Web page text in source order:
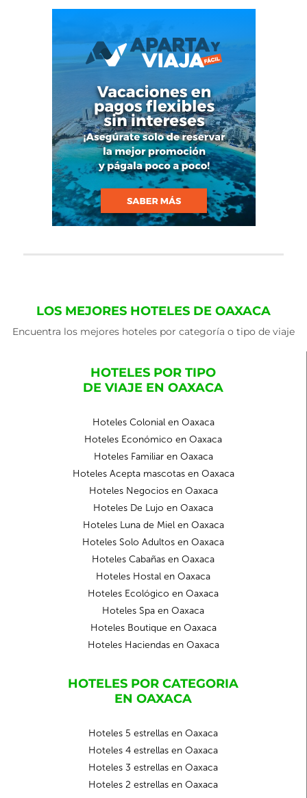
LOS MEJORES HOTELES DE OAXACA
Encuentra los mejores hoteles por categoría o tipo de viaje
HOTELES POR TIPO
DE VIAJE EN OAXACA
Hoteles Colonial en Oaxaca
Hoteles Económico en Oaxaca
Hoteles Familiar en Oaxaca
Hoteles Acepta mascotas en Oaxaca
Hoteles Negocios en Oaxaca
Hoteles De Lujo en Oaxaca
Hoteles Luna de Miel en Oaxaca
Hoteles Solo Adultos en Oaxaca
Hoteles Cabañas en Oaxaca
Hoteles Hostal en Oaxaca
Hoteles Ecológico en Oaxaca
Hoteles Spa en Oaxaca
Hoteles Boutique en Oaxaca
Hoteles Haciendas en Oaxaca
HOTELES POR CATEGORIA
EN OAXACA
Hoteles 5 estrellas en Oaxaca
Hoteles 4 estrellas en Oaxaca
Hoteles 3 estrellas en Oaxaca
Hoteles 2 estrellas en Oaxaca